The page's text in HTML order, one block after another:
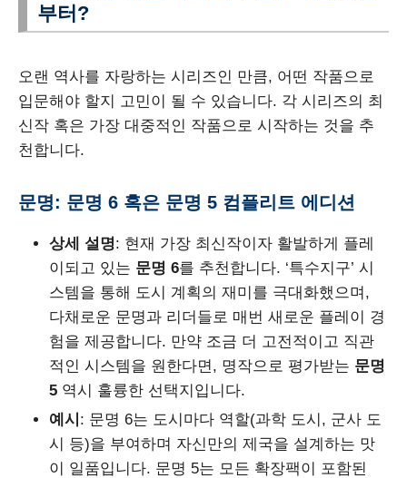
부터?
오랜 역사를 자랑하는 시리즈인 만큼, 어떤 작품으로
입문해야 할지 고민이 될 수 있습니다. 각 시리즈의 최
신작 혹은 가장 대중적인 작품으로 시작하는 것을 추
천합니다.
문명: 문명 6 혹은 문명 5 컴플리트 에디션
상세 설명: 현재 가장 최신작이자 활발하게 플레
이되고 있는 문명 6를 추천합니다. ‘특수지구’ 시
스템을 통해 도시 계획의 재미를 극대화했으며,
다채로운 문명과 리더들로 매번 새로운 플레이 경
험을 제공합니다. 만약 조금 더 고전적이고 직관
적인 시스템을 원한다면, 명작으로 평가받는 문명
5 역시 훌륭한 선택지입니다.
예시 : 문명 6는 도시마다 역할(과학 도시, 군사 도
시 등)을 부여하며 자신만의 제국을 설계하는 맛
이 일품입니다. 문명 5는 모든 확장팩이 포함된